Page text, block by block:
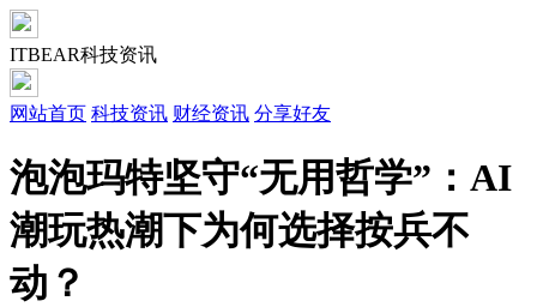
ITBEAR科技资讯
网站首页 科技资讯 财经资讯 分享好友
泡泡玛特坚守“无用哲学”：AI
潮玩热潮下为何选择按兵不
动？